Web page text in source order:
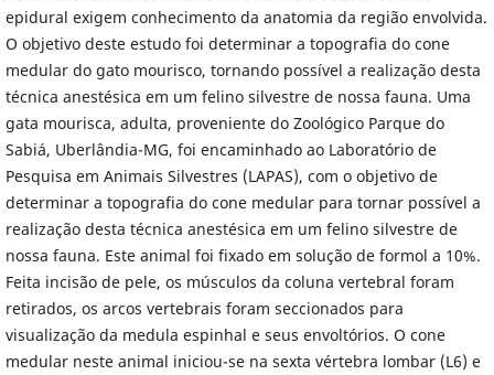
epidural exigem conhecimento da anatomia da região envolvida.
O objetivo deste estudo foi determinar a topografia do cone
medular do gato mourisco, tornando possível a realização desta
técnica anestésica em um felino silvestre de nossa fauna. Uma
gata mourisca, adulta, proveniente do Zoológico Parque do
Sabiá, Uberlândia-MG, foi encaminhado ao Laboratório de
Pesquisa em Animais Silvestres (LAPAS), com o objetivo de
determinar a topografia do cone medular para tornar possível a
realização desta técnica anestésica em um felino silvestre de
nossa fauna. Este animal foi fixado em solução de formol a 10%.
Feita incisão de pele, os músculos da coluna vertebral foram
retirados, os arcos vertebrais foram seccionados para
visualização da medula espinhal e seus envoltórios. O cone
medular neste animal iniciou-se na sexta vértebra lombar (L6) e